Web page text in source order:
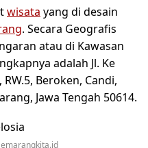
wisata yang di desain
. Secara Geografis
atau di Kawasan
adalah Jl. Ke
Beroken, Candi,
Jawa Tengah 50614.